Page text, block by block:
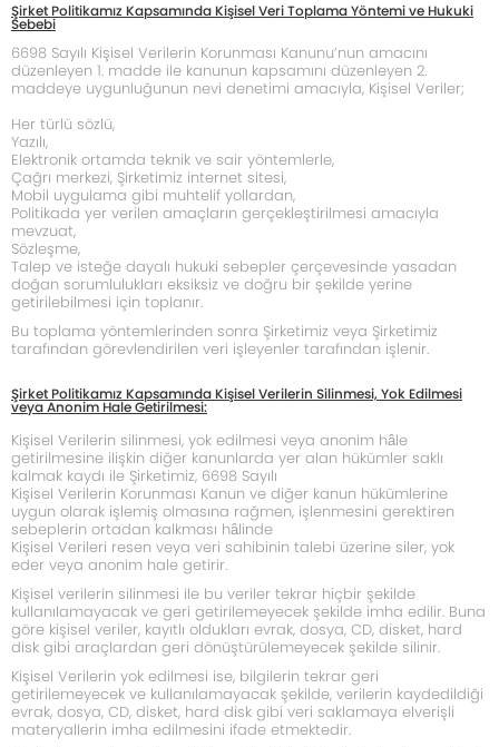
Şirket Politikamız Kapsamında Kişisel Veri Toplama Yöntemi ve Hukuki
Sebebi
6698 Sayılı Kişisel Verilerin Korunması Kanunu’nun amacını
düzenleyen 1. madde ile kanunun kapsamını düzenleyen 2.
maddeye uygunluğunun nevi denetimi amacıyla, Kişisel Veriler;
Her türlü sözlü,
Yazılı,
Elektronik ortamda teknik ve sair yöntemlerle,
Çağrı merkezi, Şirketimiz internet sitesi,
Mobil uygulama gibi muhtelif yollardan,
Politikada yer verilen amaçların gerçekleştirilmesi amacıyla
mevzuat,
Sözleşme,
Talep ve isteğe dayalı hukuki sebepler çerçevesinde yasadan
doğan sorumlulukları eksiksiz ve doğru bir şekilde yerine
getirilebilmesi için toplanır.
Bu toplama yöntemlerinden sonra Şirketimiz veya Şirketimiz
tarafından görevlendirilen veri işleyenler tarafından işlenir.
Şirket Politikamız Kapsamında Kişisel Verilerin Silinmesi, Yok Edilmesi
veya Anonim Hale Getirilmesi:
Kişisel Verilerin silinmesi, yok edilmesi veya anonim hâle
getirilmesine ilişkin diğer kanunlarda yer alan hükümler saklı
kalmak kaydı ile Şirketimiz, 6698 Sayılı
Kişisel Verilerin Korunması Kanun ve diğer kanun hükümlerine
uygun olarak işlemiş olmasına rağmen, işlenmesini gerektiren
sebeplerin ortadan kalkması hâlinde
Kişisel Verileri resen veya veri sahibinin talebi üzerine siler, yok
eder veya anonim hale getirir.
Kişisel verilerin silinmesi ile bu veriler tekrar hiçbir şekilde
kullanılamayacak ve geri getirilemeyecek şekilde imha edilir. Buna
göre kişisel veriler, kayıtlı oldukları evrak, dosya, CD, disket, hard
disk gibi araçlardan geri dönüştürülemeyecek şekilde silinir.
Kişisel Verilerin yok edilmesi ise, bilgilerin tekrar geri
getirilemeyecek ve kullanılamayacak şekilde, verilerin kaydedildiği
evrak, dosya, CD, disket, hard disk gibi veri saklamaya elverişli
materyallerin imha edilmesini ifade etmektedir.